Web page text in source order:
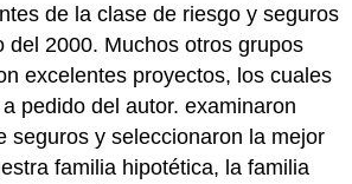
de la clase de riesgo y seguros
del 2000. Muchos otros grupos
excelentes proyectos, los cuales
pedido del autor. examinaron
seguros y seleccionaron la mejor
familia hipotética, la familia